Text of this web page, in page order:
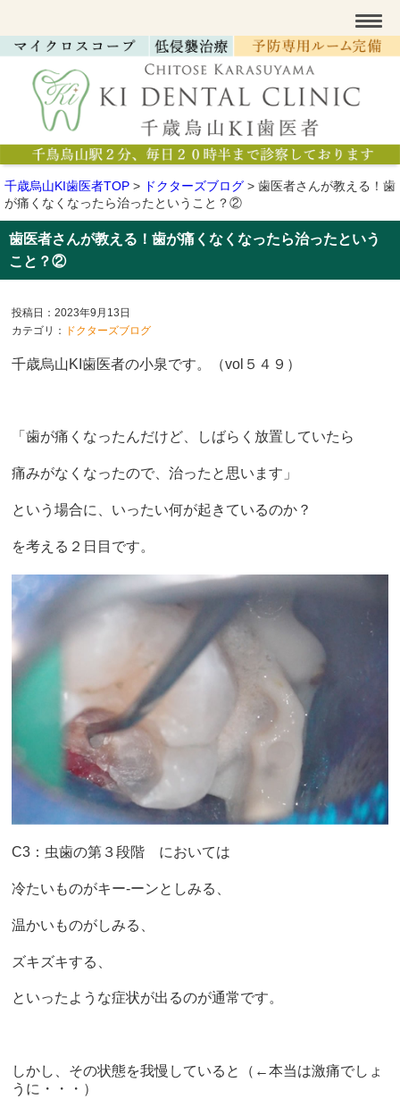
千歳烏山KI歯医者TOP > ドクターズブログ > 歯医者さんが教える！歯
が痛くなくなったら治ったということ？②
歯医者さんが教える！歯が痛くなくなったら治ったという
こと？②
投稿日：2023年9月13日
カテゴリ：
ドクターズブログ
千歳烏山KI歯医者の小泉です。（vol５４９ ）
「歯が痛くなったんだけど、しばらく放置していたら
痛みがなくなったので、治ったと思います」
という場合に、いったい何が起きているのか？
を考える２日目です。
C3：虫歯の第３段階 においては
冷たいものがキー-ーンとしみる、
温かいものがしみる、
ズキズキする、
といったような症状が出るのが通常です。
しかし、その状態を我慢していると（←本当は激痛でしょ
うに・・・）